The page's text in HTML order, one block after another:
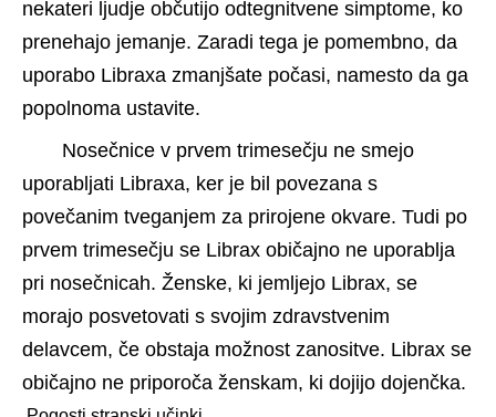
nekateri ljudje občutijo odtegnitvene simptome, ko
prenehajo jemanje. Zaradi tega je pomembno, da
uporabo Libraxa zmanjšate počasi, namesto da ga
popolnoma ustavite.
Nosečnice v prvem trimesečju ne smejo
uporabljati Libraxa, ker je bil povezana s
povečanim tveganjem za prirojene okvare. Tudi po
prvem trimesečju se Librax običajno ne uporablja
pri nosečnicah. Ženske, ki jemljejo Librax, se
morajo posvetovati s svojim zdravstvenim
delavcem, če obstaja možnost zanositve. Librax se
običajno ne priporoča ženskam, ki dojijo dojenčka.